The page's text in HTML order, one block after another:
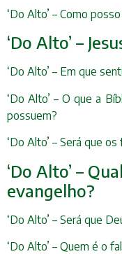
‘Do Alto’ – Como
‘Do Alto’ –
‘Do Alto’ – Em que
‘Do Alto’ – O que a
possuem?
‘Do Alto’ – Será que
‘Do Alto’ –
evangelho?
‘Do Alto’ – Será que
‘Do Alto’ – Quem é o